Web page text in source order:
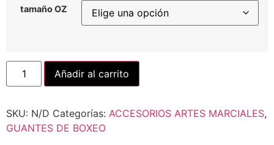
tamaño OZ
Añadir al carrito
SKU: N/D Categorías: ACCESORIOS ARTES MARCIALES,
GUANTES DE BOXEO